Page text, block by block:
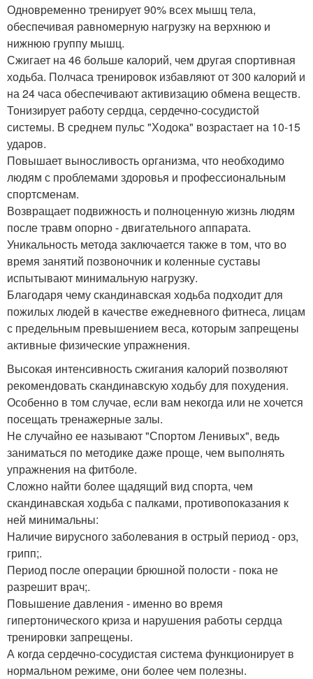
Одновременно тренирует 90% всех мышц тела,
обеспечивая равномерную нагрузку на верхнюю и
нижнюю группу мышц.
Сжигает на 46 больше калорий, чем другая спортивная
ходьба. Полчаса тренировок избавляют от 300 калорий и
на 24 часа обеспечивают активизацию обмена веществ.
Тонизирует работу сердца, сердечно-сосудистой
системы. В среднем пульс "Ходока" возрастает на 10-15
ударов.
Повышает выносливость организма, что необходимо
людям с проблемами здоровья и профессиональным
спортсменам.
Возвращает подвижность и полноценную жизнь людям
после травм опорно - двигательного аппарата.
Уникальность метода заключается также в том, что во
время занятий позвоночник и коленные суставы
испытывают минимальную нагрузку.
Благодаря чему скандинавская ходьба подходит для
пожилых людей в качестве ежедневного фитнеса, лицам
с предельным превышением веса, которым запрещены
активные физические упражнения.
Высокая интенсивность сжигания калорий позволяют
рекомендовать скандинавскую ходьбу для похудения.
Особенно в том случае, если вам некогда или не хочется
посещать тренажерные залы.
Не случайно ее называют "Спортом Ленивых", ведь
заниматься по методике даже проще, чем выполнять
упражнения на фитболе.
Сложно найти более щадящий вид спорта, чем
скандинавская ходьба с палками, противопоказания к
ней минимальны:
Наличие вирусного заболевания в острый период - орз,
грипп;.
Период после операции брюшной полости - пока не
разрешит врач;.
Повышение давления - именно во время
гипертонического криза и нарушения работы сердца
тренировки запрещены.
А когда сердечно-сосудистая система функционирует в
нормальном режиме, они более чем полезны.